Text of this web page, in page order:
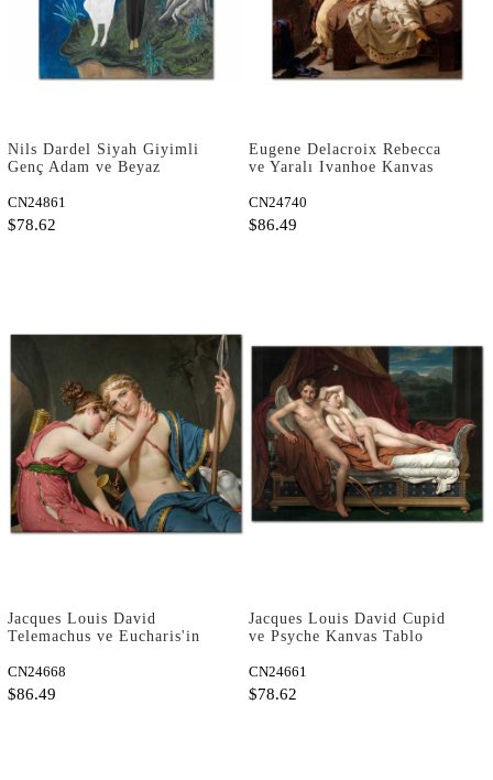
Nils Dardel Siyah Giyimli
Genç Adam ve Beyaz
CN24861
$78.62
Eugene Delacroix Rebecca
ve Yaralı Ivanhoe Kanvas
CN24740
$86.49
Jacques Louis David
Telemachus ve Eucharis'in
CN24668
$86.49
Jacques Louis David Cupid
ve Psyche Kanvas Tablo
CN24661
$78.62